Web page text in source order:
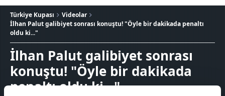
Türkiye Kupası
Videolar
İlhan Palut galibiyet sonrası konuştu! "Öyle bir dakikada penaltı
oldu ki..."
İlhan Palut galibiyet sonrası
konuştu! "Öyle bir dakikada
penaltı oldu ki..."